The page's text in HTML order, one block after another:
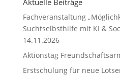
Fachveranstaltung
Suchtselbsthilfe mit KI &
14.11.2026
Aktionstag
Erstschulung für neue